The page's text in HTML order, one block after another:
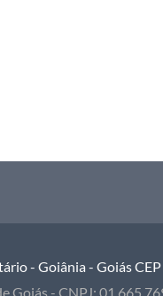
- Goiânia - Goiás
Goiás - CNPJ: